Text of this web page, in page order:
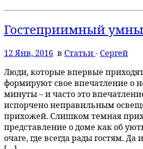
Гостеприимный
12 Янв, 2016 в Статьи- Сергей
Люди, которые впервые
формируют свое впечатление о
минуты – и часто это
испорчено неправильным
прихожей. Слишком темная
представление о доме как об
очаге, где всегда рады гостям.